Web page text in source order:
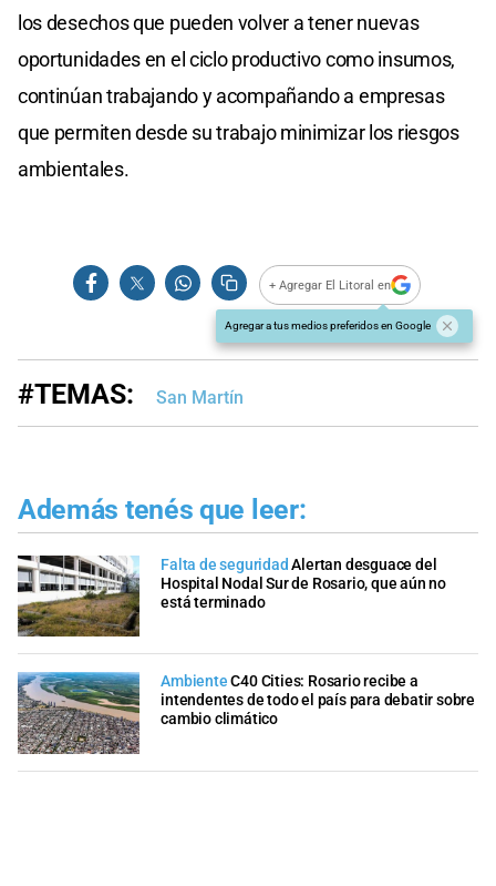
los desechos que pueden volver a tener nuevas
oportunidades en el ciclo productivo como insumos,
continúan trabajando y acompañando a empresas
que permiten desde su trabajo minimizar los riesgos
ambientales.
+ Agregar El Litoral en
Agregar a tus medios preferidos en Google
#TEMAS: San Martín
Además tenés que leer:
Falta de seguridad Alertan desguace del
Hospital Nodal Sur de Rosario, que aún no
está terminado
Ambiente C40 Cities: Rosario recibe a
intendentes de todo el país para debatir sobre
cambio climático